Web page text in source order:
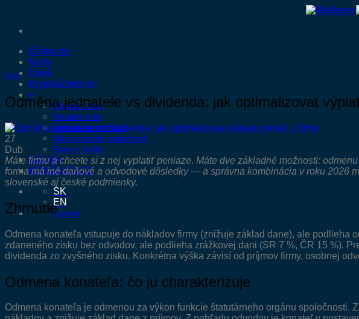
obsah
Účetnictví
Mzdy
Daně
Kryptoúčetnictví
+
Převodní ceny
Virtuální sídlo
Založení společnosti
Nákup a prodej společností
Firemní služby
Náš tým
KONZULTACE
SK
EN
Kontakt
Daně
Odměna jednatele vs dividenda: jak optimalizovat
27
Dub
Máte firmu a chcete si z nej vyplatiť peniaze. Máte dve základné možnosti:
forma má iné daňové a odvodové dôsledky — a správna kombinácia v roku 2026
slovenské aj české podmienky.
Zhrnutie
Odmena konateľa vstupuje do nákladov firmy (znižuje základ dane), ale podlieha
zdaneného zisku bez odvodov, ale podlieha zrážkovej dani (SR 7 %, ČR 15 %).
dividenda zo zvyšného zisku. Konkrétna výška závisí od príjmov firmy, osobnej
Odmena konateľa: čo ju charakterizuje
Odmena konateľa je odmenou za výkon funkcie štatutárneho orgánu